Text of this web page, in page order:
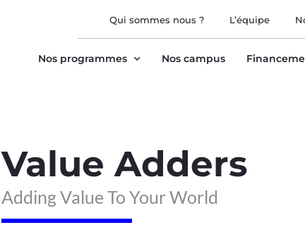
Qui sommes nous ? L’équipe
Nos programmes Nos campus
Value Adders
Adding Value To Your World